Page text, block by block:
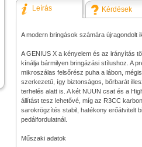
Leírás Kérdések
A modern bringások számára újragondolt
A GENIUS X a kényelem és az irányítás
kínálja bármilyen bringázási stílushoz. A
mikroszálas felsőrész puha a lábon,
szerkezetű, így biztonságos, bőrbarát
terhelés alatt is. A két NUUN csat és a
állítást tesz lehetővé, míg az R3CC
sarokrögzítés stabil, hatékony erőátvitelt
pedálfordulatnál.
Műszaki adatok